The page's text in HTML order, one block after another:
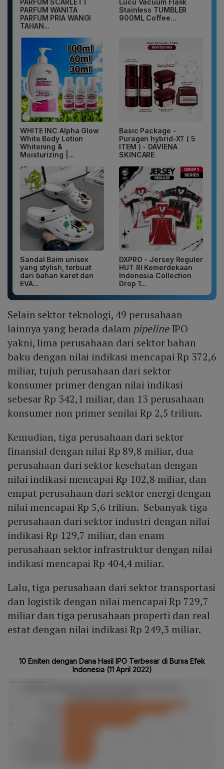
PARFUM SCARLETT
PARFUM WANITA
PARFUM PRIA WANGI
TAHAN...
Lucu Vacuum Flask
Stainless TUMBLER
900ML Coffee...
WHITE INC Alpha Glow
White Body Lotion
Whitening &
Moisturizing |...
Basic Package -
Puragen hybrid-XT ( 5
ITEM ) - DAVIENA
SKINCARE
Sandal Baim unisex
yang stylish, terbuat
dari bahan karet dan
EVA...
DXPRO - Jersey Reguler
HUT RI Kemerdekaan
Indonesia Collection
Drop 1...
Selain sektor teknologi, 49 perusahaan
lainnya yang berada dalam pipelineIPO
yakni, lima perusahaan dari sektor bahan
baku dengan nilai indikasi mencapai Rp 372,6
miliar, tujuh perusahaan dari sektor
konsumer primer dengan nilai indikasi
sebesar Rp 342,1 miliar, dan 13 perusahaan
konsumer non primer senilai Rp 2,5 triliun.
Kemudian, tiga perusahaan dari sektor
finansial dengan nilai Rp 89,8 miliar, dua
perusahaan dari sektor kesehatan dengan
nilai indikasi mencapai Rp 102,8 miliar, dan
empat perusahaan dari sektor energi dengan
nilai mencapai Rp 5,6 triliun. Sebanyak tiga
perusahaan dari sektor industri dengan nilai
indikasi Rp 129,7 miliar, dan enam
perusahaan sektor infrastruktur dengan nilai
indikasi mencapai Rp 404,4 miliar.
Lalu, tiga perusahaan dari sektor transportasi
dan logistik dengan nilai mencapai Rp 729,7
miliar dan tiga perusahaan properti dan real
estat dengan nilai indikasi Rp 249,3 miliar.